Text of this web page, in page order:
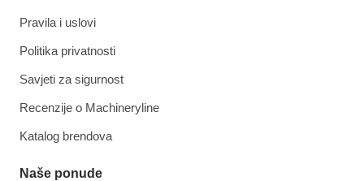
Pravila i uslovi
Politika privatnosti
Savjeti za sigurnost
Recenzije o Machineryline
Katalog brendova
Naše ponude